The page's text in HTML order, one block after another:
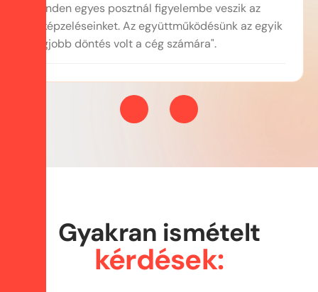
minden egyes posztnál figyelembe veszik az
elképzeléseinket. Az együttműködésünk az egyik
legjobb döntés volt a cég számára".
Gyakran ismételt
kérdések: